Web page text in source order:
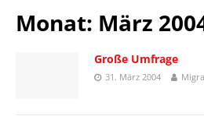
Monat: März
Große Umfrage
31. März 2004